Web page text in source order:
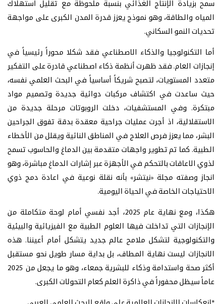
سمح بزيادة الإنتاج الغذائي بنسبة ملحوظة مع تقليل استهلاك
المياه والطاقة، وهو نموذج يعزز قدرة المدن الكبرى على مواجهة
تحديات النمو السكاني.
أما التكنولوجيا والذكاء الاصطناعي فقد شكلا محوراً رئيسياً في
إنجازات العام. فقد ظهرت أنظمة ذكاء اصطناعي قادرة على التفكير
متعدد المستويات، لتصبح شريكاً أساسياً في البحث العلمي نفسه،
حيث ساعدت في اكتشاف مركبات دوائية جديدة وتصميم مواد
مبتكرة. وفي المستشفيات، دخلت الروبوتات مرحلة جديدة من
الاستقلالية، اذ أجرت عمليات جراحية معقدة بدقة تفوق الجراحين
البشر، مما يعزز فرص العلاج في المناطق النائية ويقلل من الأخطاء
الطبية. كما تم تطوير واجهات متقدمة بين الدماغ والحاسوب تسمح
لذوي الاعاقات بالتحكم في الأجهزة عبر إشارات الدماغ مباشرة، وهو
انجاز وصفته مجلة «نيتشر» بأنه نقلة نوعية في اعادة دمج ذوي
الاحتياجات الخاصة في الحياة اليومية.
هكذا، ومع نهاية عام 2025، أجد نفسي أمام لوحة متكاملة من
الإنجازات التي تداخلت فيها العلوم الطبية مع الفيزيائية والبيئية
والتكنولوجية لتشكل ملامح عالم جديد يتشكل أمام أعيننا. هذه
الانجازات ليست نهاية المطاف، بل بداية مسار طويل نحو مستقبل
أكثر صحة واستدامة وذكاء للبشرية جمعاء، وهو ما يجعل من 2025
عاماً سيظل محفوراً في ذاكرة العلم كعام التحولات الكبرى.